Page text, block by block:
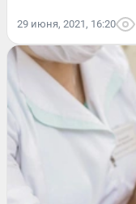
29 июня, 2021, 16:20